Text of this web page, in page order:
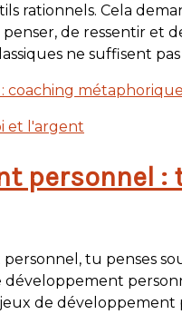
rationnels. Cela
de ressentir et
ne suffisent
coaching
personnel
tu penses
de développement